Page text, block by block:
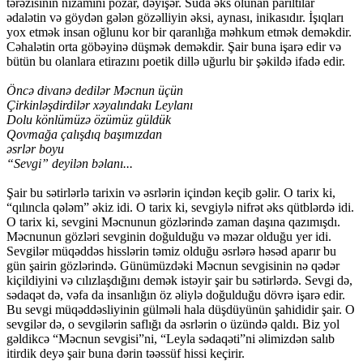
ədalətin və göydən gələn gözəlliyin əksi, aynası, inikasıdır. İşıqları
yox etmək insan oğlunu kor bir qaranlığa məhkum etmək deməkdir.
Cəhalətin orta göbəyinə düşmək deməkdir. Şair buna işarə edir və
bütün bu olanlara etirazını poetik dillə uğurlu bir şəkildə ifadə edir.
Öncə divanə dedilər Məcnun üçün
Çirkinləşdirdilər xəyalındakı Leylanı
Dolu könlümüzə özümüz güldük
Qovmağa çalışdıq başımızdan
əsrlər boyu
“Sevgi” deyilən bəlanı...
Şair bu sətirlərlə tarixin və əsrlərin içindən keçib gəlir. O tarix ki,
“qılıncla qələm” əkiz idi. O tarix ki, sevgiylə nifrət əks qütblərdə idi.
O tarix ki, sevgini Məcnunun gözlərində zaman daşına qazımışdı.
Məcnunun gözləri sevginin doğulduğu və məzar olduğu yer idi.
Sevgilər müqəddəs hisslərin təmiz olduğu əsrlərə həsəd aparır bu
gün şairin gözlərində. Günümüzdəki Məcnun sevgisinin nə qədər
kiçildiyini və cılızlaşdığını demək istəyir şair bu sətirlərdə. Sevgi də,
sədaqət də, vəfa da insanlığın öz əliylə doğulduğu dövrə işarə edir.
Bu sevgi müqəddəsliyinin gülməli hala düşdüyünün şahididir şair. O
sevgilər də, o sevgilərin saflığı da əsrlərin o üzündə qaldı. Biz yol
gəldikcə “Məcnun sevgisi”ni, “Leyla sədaqəti”ni əlimizdən salıb
itirdik deyə şair buna dərin təəssüf hissi keçirir.